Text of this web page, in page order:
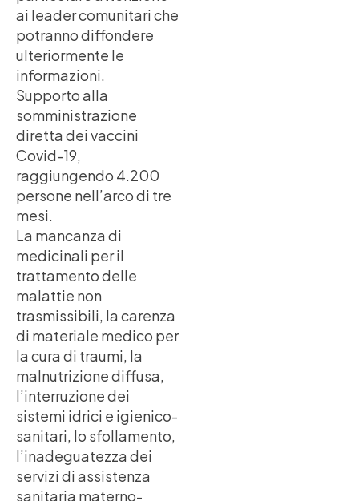
ai leader comunitari che
potranno diffondere
ulteriormente le
informazioni.
Supporto alla
somministrazione
diretta dei vaccini
Covid-19,
raggiungendo 4.200
persone nell’arco di tre
mesi.
La mancanza di
medicinali per il
trattamento delle
malattie non
trasmissibili, la carenza
di materiale medico per
la cura di traumi, la
malnutrizione diffusa,
l’interruzione dei
sistemi idrici e igienico-
sanitari, lo sfollamento,
l’inadeguatezza dei
servizi di assistenza
sanitaria materno-